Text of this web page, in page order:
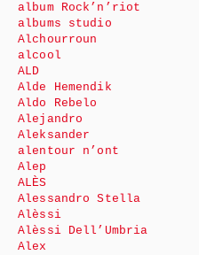
album Rock’n’riot
albums studio
Alchourroun
alcool
ALD
Alde Hemendik
Aldo Rebelo
Alejandro
Aleksander
alentour n’ont
Alep
ALÈS
Alessandro Stella
Alèssi
Alèssi Dell’Umbria
Alex